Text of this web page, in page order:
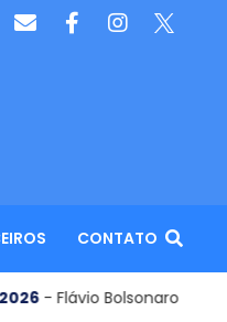
CONTATO
Bolsonaro define nome